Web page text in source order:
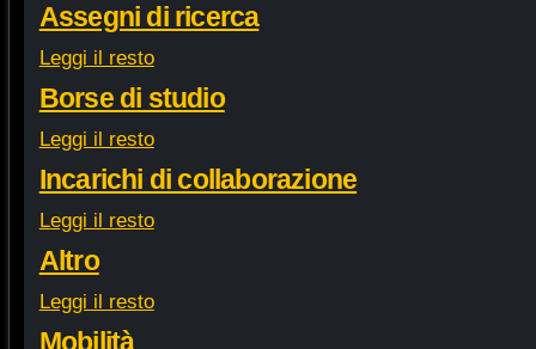
Assegni di ricerca
Leggi il resto
Borse di studio
Leggi il resto
Incarichi di collaborazione
Leggi il resto
Altro
Leggi il resto
Mobilità